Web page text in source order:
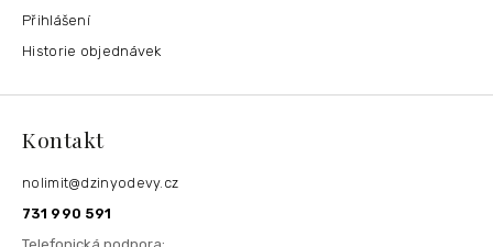
Přihlášení
Historie objednávek
Kontakt
nolimit@dzinyodevy.cz
731 990 591